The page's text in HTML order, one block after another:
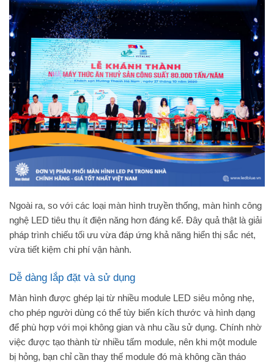
Ngoài ra, so với các loại màn hình truyền thống, màn hình công
nghệ LED tiêu thụ ít điện năng hơn đáng kể. Đây quả thật là giải
pháp trình chiếu tối ưu vừa đáp ứng khả năng hiển thị sắc nét,
vừa tiết kiệm chi phí vận hành.
Dễ dàng lắp đặt và sử dụng
Màn hình được ghép lại từ nhiều module LED siêu mỏng nhẹ,
cho phép người dùng có thể tùy biến kích thước và hình dạng
để phù hợp với mọi không gian và nhu cầu sử dụng. Chính nhờ
việc được tạo thành từ nhiều tấm module, nên khi một module
bị hỏng, bạn chỉ cần thay thế module đó mà không cần tháo